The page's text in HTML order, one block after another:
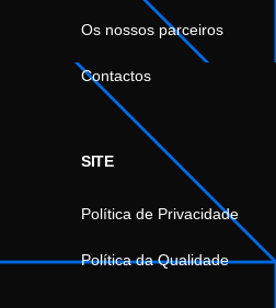
Os nossos parceiros
Contactos
SITE
Política de Privacidade
Política da Qualidade